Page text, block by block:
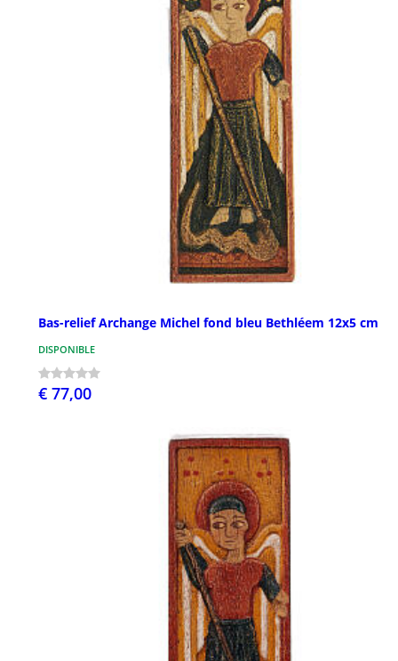
Bas-relief Archange Michel fond bleu Bethléem 12x5 cm
DISPONIBLE
€ 77,00